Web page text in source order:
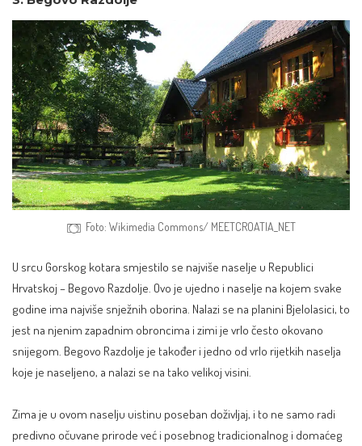
Foto: Wikimedia Commons/ MEETCROATIA_NET
U srcu Gorskog kotara smjestilo se najviše naselje u Republici
Hrvatskoj – Begovo Razdolje. Ovo je ujedno i naselje na kojem svake
godine ima najviše snježnih oborina. Nalazi se na planini Bjelolasici, to
jest na njenim zapadnim obroncima i zimi je vrlo često okovano
snijegom. Begovo Razdolje je također i jedno od vrlo rijetkih naselja
koje je naseljeno, a nalazi se na tako velikoj visini.
Zima je u ovom naselju uistinu poseban doživljaj, i to ne samo radi
predivno očuvane prirode već i posebnog tradicionalnog i domaćeg